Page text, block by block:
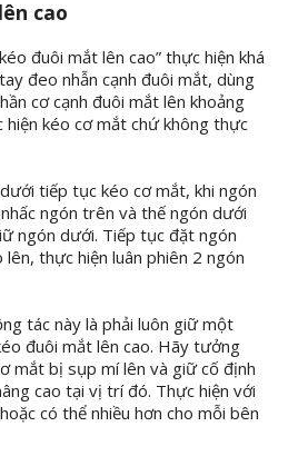
cao
đuôi mắt lên cao” thực hiện khá
đeo nhẫn cạnh đuôi mắt, dùng
cơ cạnh đuôi mắt lên khoảng
kéo cơ mắt chứ không thực
tiếp tục kéo cơ mắt, khi ngón
ngón trên và thế ngón dưới
ngón dưới. Tiếp tục đặt ngón
thực hiện luân phiên 2 ngón
tác này là phải luôn giữ một
đuôi mắt lên cao. Hãy tưởng
mắt bị sụp mí lên và giữ cố định
cao tại vị trí đó. Thực hiện với
có thể nhiều hơn cho mỗi bên